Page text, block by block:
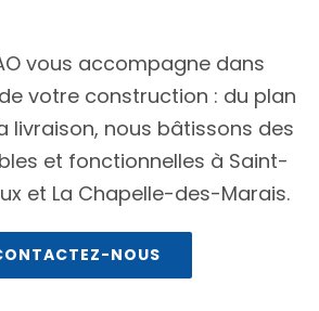
vous accompagne dans
votre construction : du plan
livraison, nous bâtissons des
et fonctionnelles à Saint-
et La Chapelle-des-Marais.
NOUS